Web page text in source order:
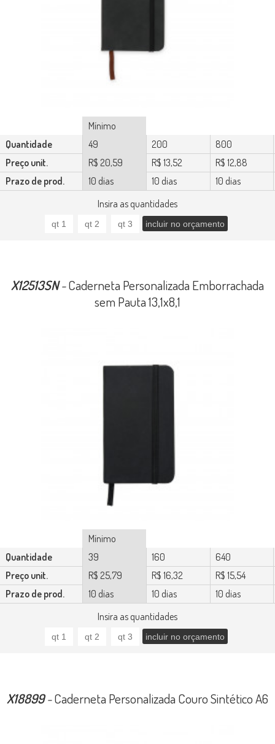
Insira as quantidades
Mínimo
Quantidade
49 200
800
Preço unit.
R$ 20,59 R$ 13,52
R$ 12,88
Prazo de prod.
10 dias 10 dias 10 dias
Insira as quantidades
X12513SN-Caderneta Personalizada Emborrachada
sem Pauta 13,1x8,1
Mínimo
Quantidade
39 160
640
Preço unit.
R$ 25,79 R$ 16,32
R$ 15,54
Prazo de prod.
10 dias 10 dias 10 dias
X18899-Caderneta Personalizada Couro Sintético A6